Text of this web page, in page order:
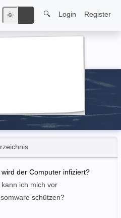
🌞 🔍 Login Register
wird der Computer infiziert?
kann ich mich vor
schützen?